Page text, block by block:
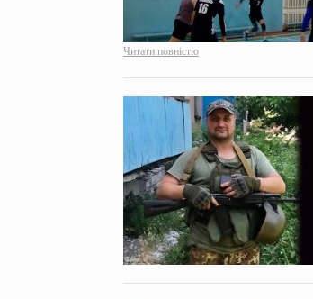
Читати повністю